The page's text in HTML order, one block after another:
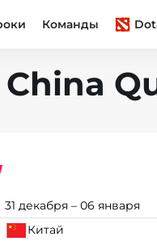
Команды
China
31 декабря – 06 января
Китай